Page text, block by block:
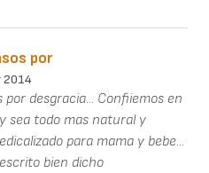
por
2014
por desgracia... Confiiemos en
sea todo mas natural y
para mama y bebe...
bien dicho